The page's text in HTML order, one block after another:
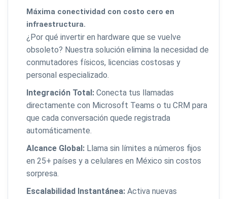
Máxima conectividad con costo cero en
infraestructura.
¿Por qué invertir en hardware que se vuelve
obsoleto? Nuestra solución elimina la necesidad de
conmutadores físicos, licencias costosas y
personal especializado.
Integración Total: Conecta tus llamadas
directamente con Microsoft Teams o tu CRM para
que cada conversación quede registrada
automáticamente.
Alcance Global: Llama sin límites a números fijos
en 25+ países y a celulares en México sin costos
sorpresa.
Escalabilidad Instantánea: Activa nuevas